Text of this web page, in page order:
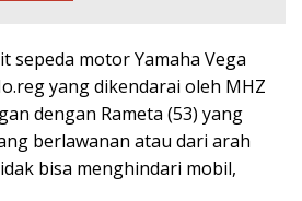
sepeda motor Yamaha Vega
yang dikendarai oleh MHZ
dengan Rameta (53) yang
berlawanan atau dari arah
bisa menghindari mobil,